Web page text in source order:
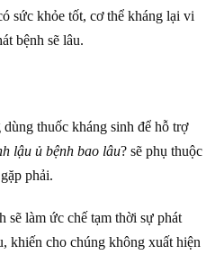
sức khỏe tốt, cơ thể kháng lại vi
bệnh sẽ lâu.
dùng thuốc kháng sinh để hỗ trợ
lậu ủ bệnh bao lâu? sẽ phụ thuộc
phải.
sẽ làm ức chế tạm thời sự phát
khiến cho chúng không xuất hiện